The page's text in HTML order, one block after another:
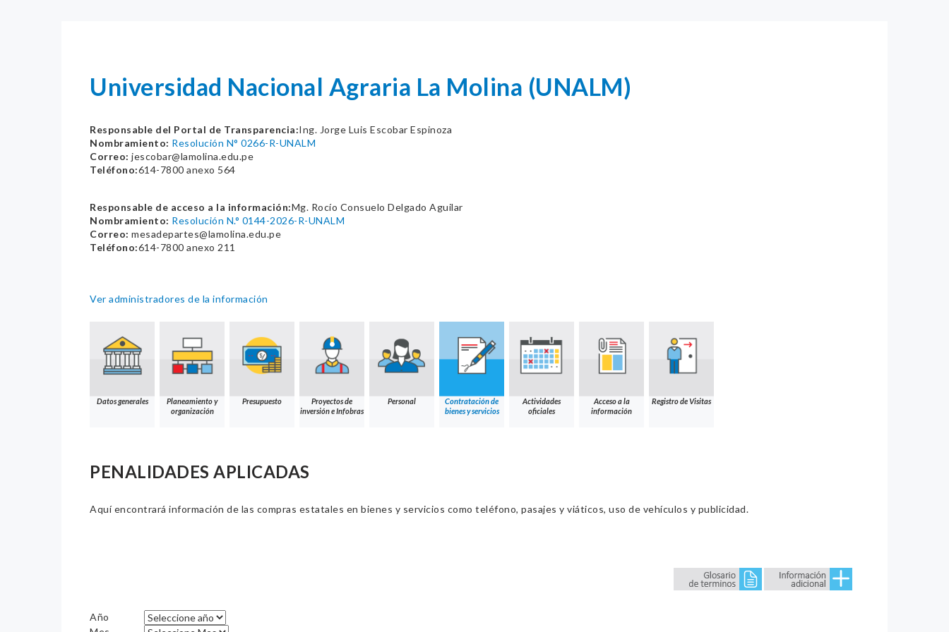
Universidad Nacional Agraria La Molina (UNALM)
Responsable del Portal de Transparencia:Ing. Jorge Luis Escobar Espinoza
Nombramiento: Resolución N° 0266-R-UNALM
Correo: jescobar@lamolina.edu.pe
Teléfono:614-7800 anexo 564
Responsable de acceso a la información:Mg. Rocío Consuelo Delgado Aguilar
Nombramiento: Resolución N.° 0144-2026-R-UNALM
Correo: mesadepartes@lamolina.edu.pe
Teléfono:614-7800 anexo 211
Ver administradores de la información
Datos generales
Planeamiento y
organización
Presupuesto
Proyectos de
inversión e Infobras
Personal
Contratación de
bienes y servicios
Actividades
oficiales
Acceso a la
información
Registro de Visitas
PENALIDADES APLICADAS
Aquí encontrará información de las compras estatales en bienes y servicios como teléfono, pasajes y viáticos, uso de vehículos y publicidad.
Año